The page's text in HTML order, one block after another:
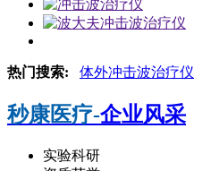
热门搜索: 体外冲击波治疗仪
秒康医疗-企业风采
实验科研